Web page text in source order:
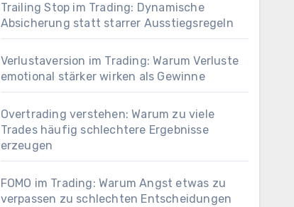
Trailing Stop im Trading: Dynamische
Absicherung statt starrer Ausstiegsregeln
Verlustaversion im Trading: Warum Verluste
emotional stärker wirken als Gewinne
Overtrading verstehen: Warum zu viele
Trades häufig schlechtere Ergebnisse
erzeugen
FOMO im Trading: Warum Angst etwas zu
verpassen zu schlechten Entscheidungen